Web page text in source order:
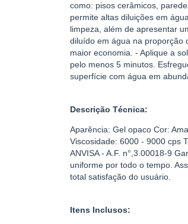
como: pisos cerâmicos,
permite altas diluições em
limpeza, além de apresentar
diluído em água na proporção
maior economia. - Aplique a
pelo menos 5 minutos.
superfície com água em
Descrição Técnica:
Aparência: Gel opaco Cor:
Viscosidade: 6000 - 9000 cps
ANVISA - A.F. n°,3.00018-9
uniforme por todo o tempo.
total satisfação do usuário.
Itens Inclusos: